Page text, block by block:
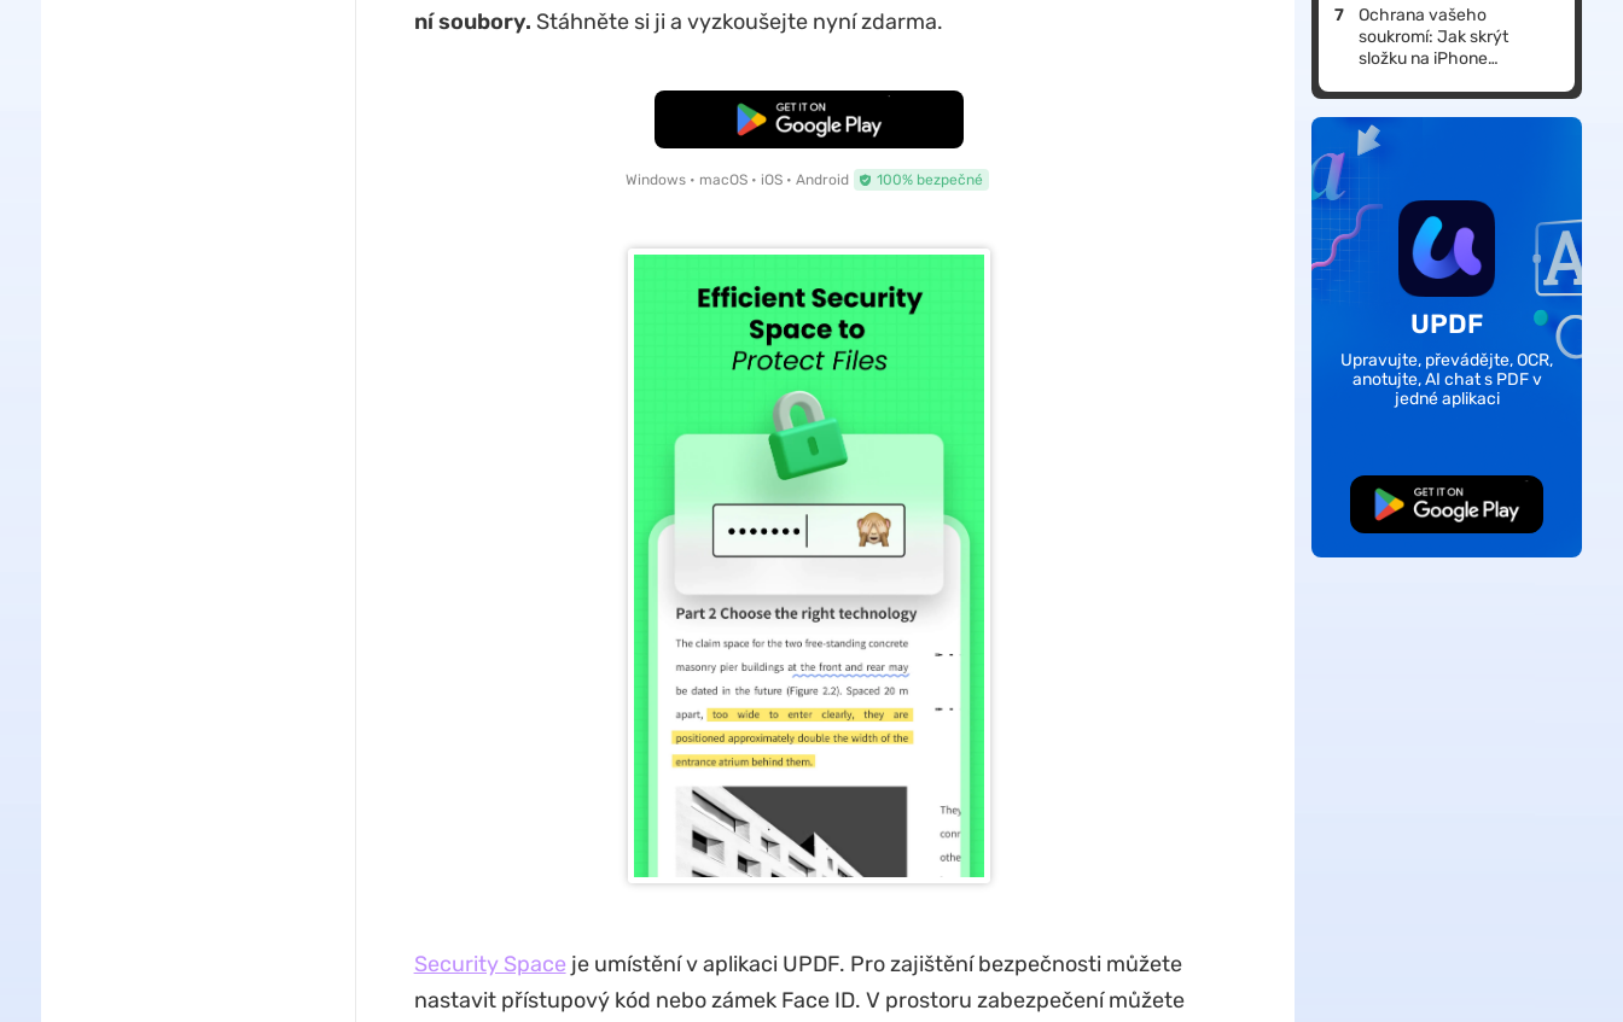
ní soubory. Stáhněte si ji a vyzkoušejte nyní zdarma.
Bezplatné stažení
Windows • macOS • iOS • Android 100% bezpečné
Security Space je umístění v aplikaci UPDF. Pro zajištění bezpečnosti můžete
nastavit přístupový kód nebo zámek Face ID. V prostoru zabezpečení můžete
Ochrana vašeho
soukromí: Jak skrýt
složku na iPhone
UPDF
Upravujte, převádějte, OCR,
anotujte, AI chat s PDF v
jedné aplikaci
Bezplatné stažení